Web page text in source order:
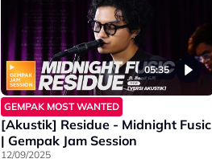
05:35
GEMPAK MOST WANTED
[Akustik] Residue - Midnight Fusic
| Gempak Jam Session
12/09/2025